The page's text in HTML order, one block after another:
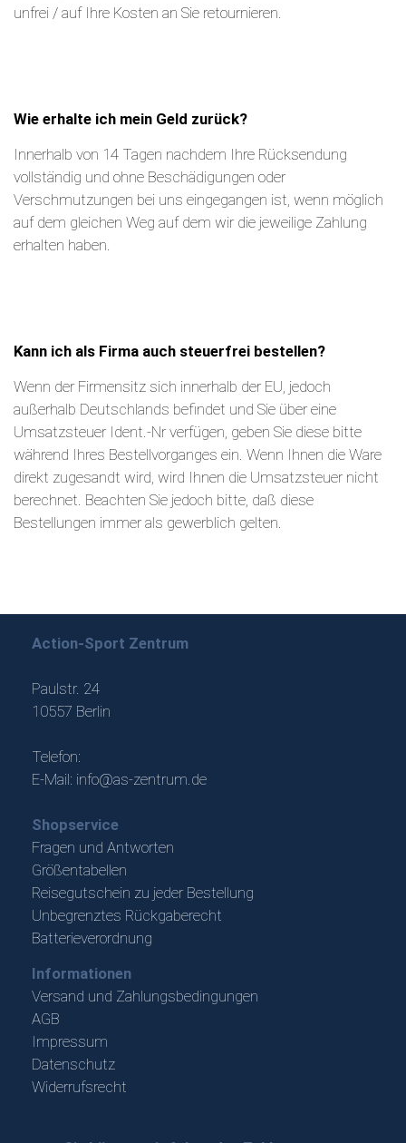
unfrei / auf Ihre Kosten an Sie retournieren.
Wie erhalte ich mein Geld zurück?
Innerhalb von 14 Tagen nachdem Ihre Rücksendung
vollständig und ohne Beschädigungen oder
Verschmutzungen bei uns eingegangen ist, wenn möglich
auf dem gleichen Weg auf dem wir die jeweilige Zahlung
erhalten haben.
Kann ich als Firma auch steuerfrei bestellen?
Wenn der Firmensitz sich innerhalb der EU, jedoch
außerhalb Deutschlands befindet und Sie über eine
Umsatzsteuer Ident.-Nr verfügen, geben Sie diese bitte
während Ihres Bestellvorganges ein. Wenn Ihnen die Ware
direkt zugesandt wird, wird Ihnen die Umsatzsteuer nicht
berechnet. Beachten Sie jedoch bitte, daß diese
Bestellungen immer als gewerblich gelten.
Action-Sport Zentrum
Paulstr. 24
10557 Berlin
Telefon:
E-Mail: info@as-zentrum.de
Shopservice
Fragen und Antworten
Größentabellen
Reisegutschein zu jeder Bestellung
Unbegrenztes Rückgaberecht
Batterieverordnung
Informationen
Versand und Zahlungsbedingungen
AGB
Impressum
Datenschutz
Widerrufsrecht